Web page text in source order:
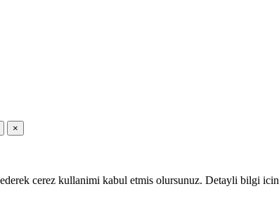
×
cerez kullanimi kabul etmis olursunuz. Detayli bilgi icin